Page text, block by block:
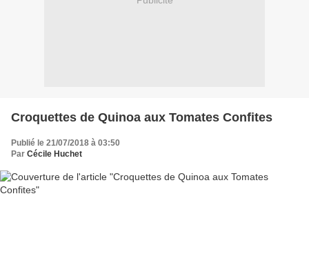
Croquettes de Quinoa aux Tomates Confites
Publié le 21/07/2018 à 03:50
Par Cécile Huchet